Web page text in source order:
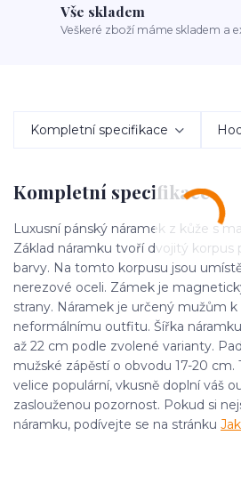
Vše skladem
Veškeré zboží máme skladem a
Kompletní specifikace
Kompletní specifikace
Luxusní pánský náramek z kůže s
Základ náramku tvoří dvojitý korpus
barvy. Na tomto korpusu jsou
nerezové oceli. Zámek je
strany. Náramek je určený mužům
neformálnímu outfitu. Šířka
až 22 cm podle zvolené varianty.
mužské zápěstí o obvodu 17-20
velice populární, vkusně doplní váš
zaslouženou pozornost. Pokud si
náramku, podívejte se na stránku